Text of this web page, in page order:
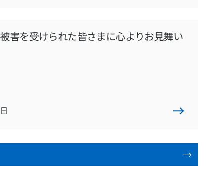
害を受けられた皆さまに心よりお見舞い